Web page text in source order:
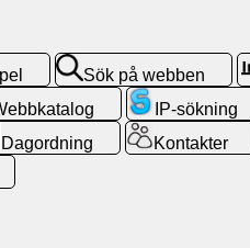
Sök på webben
IP-sökning
Dagordning Kontakter